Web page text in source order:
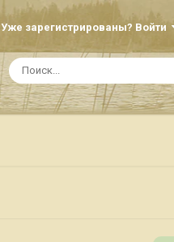
Уже зарегистрированы? Войти